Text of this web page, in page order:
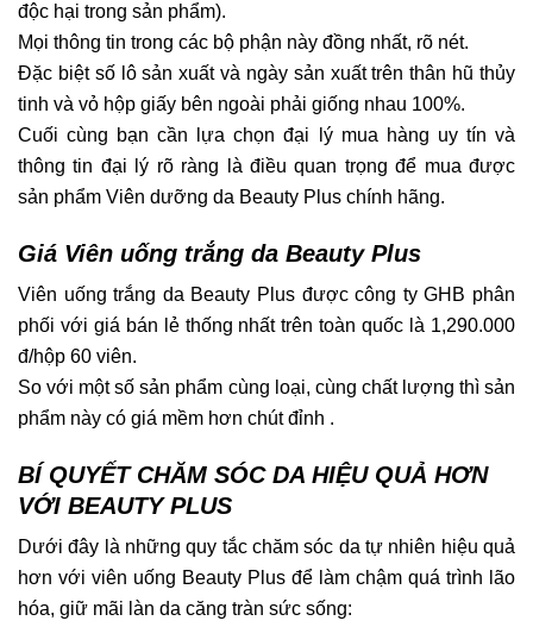
độc hại trong sản phẩm).
Mọi thông tin trong các bộ phận này đồng nhất, rõ nét.
Đặc biệt số lô sản xuất và ngày sản xuất trên thân hũ thủy
tinh và vỏ hộp giấy bên ngoài phải giống nhau 100%.
Cuối cùng bạn cần lựa chọn đại lý mua hàng uy tín và
thông tin đại lý rõ ràng là điều quan trọng để mua được
sản phẩm Viên dưỡng da Beauty Plus chính hãng.
Giá Viên uống trắng da Beauty Plus
Viên uống trắng da Beauty Plus được công ty GHB phân
phối với giá bán lẻ thống nhất trên toàn quốc là 1,290.000
đ/hộp 60 viên.
So với một số sản phẩm cùng loại, cùng chất lượng thì sản
phẩm này có giá mềm hơn chút đỉnh .
BÍ QUYẾT CHĂM SÓC DA HIỆU QUẢ HƠN
VỚI BEAUTY PLUS
Dưới đây là những quy tắc chăm sóc da tự nhiên hiệu quả
hơn với viên uống Beauty Plus để làm chậm quá trình lão
hóa, giữ mãi làn da căng tràn sức sống: